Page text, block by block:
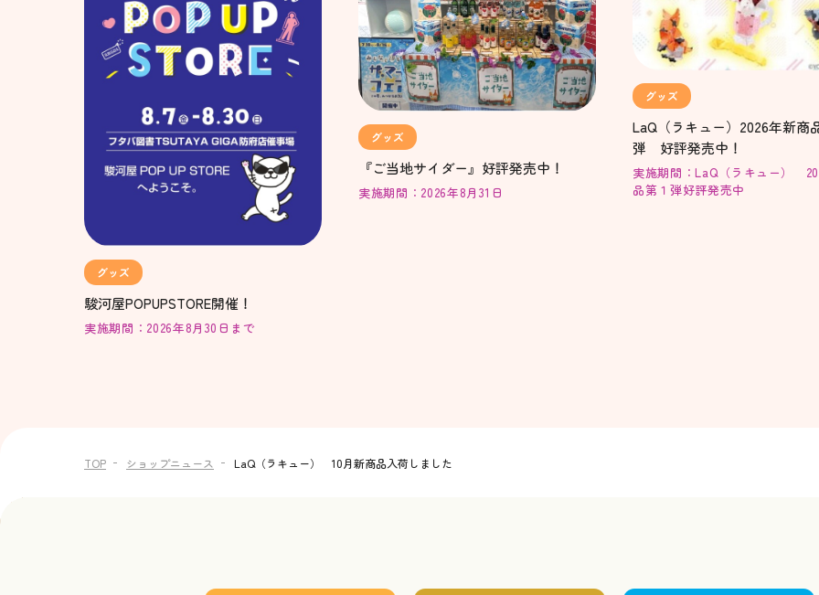
グッズ
駿河屋POPUPSTORE開催！
実施期間：2026年8月30日まで
グッズ
『ご当地サイダー』好評発売中！
実施期間：2026年8月31日
グッズ
LaQ（ラキュー）2026年新商
弾 好評発売中！
実施期間：LaQ（ラキュー）
品第１弾好評発売中
TOP ショップニュース LaQ（ラキュー） 10月新商品入荷しました